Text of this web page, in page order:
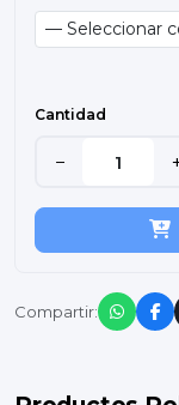
Cantidad
−
Compartir: